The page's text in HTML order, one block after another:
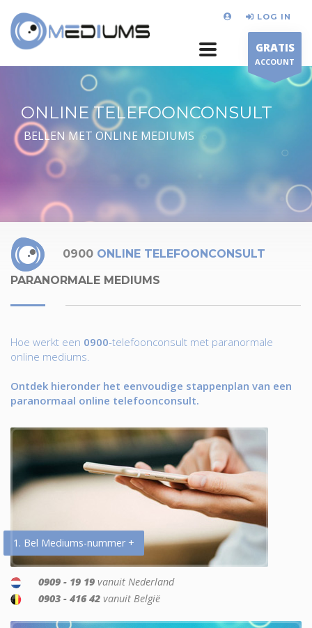
LOG IN
GRATIS
ACCOUNT
ONLINE TELEFOONCONSULT
BELLEN MET ONLINE MEDIUMS
0900 ONLINE TELEFOONCONSULT
PARANORMALE MEDIUMS
Hoe werkt een 0900-telefoonconsult met paranormale
online mediums.
Ontdek hieronder het eenvoudige stappenplan van een
paranormaal online telefoonconsult.
1. Bel Mediums-nummer +
0909 - 19 19 vanuit Nederland
0903 - 416 42 vanuit België